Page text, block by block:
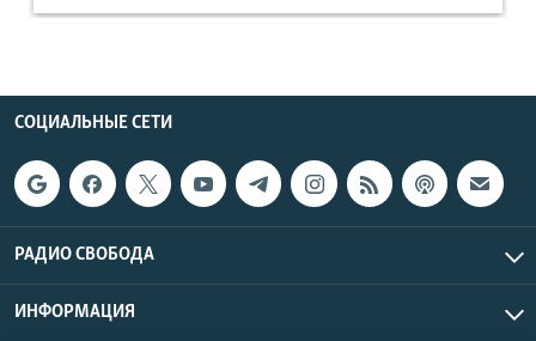
СОЦИАЛЬНЫЕ СЕТИ
РАДИО СВОБОДА
ИНФОРМАЦИЯ